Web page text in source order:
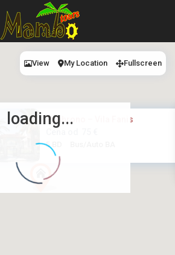
Polihrono – Vila Fanis
5 BD
loading...
View My Location Fullscreen